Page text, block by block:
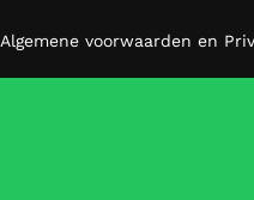
Algemene voorwaarden en